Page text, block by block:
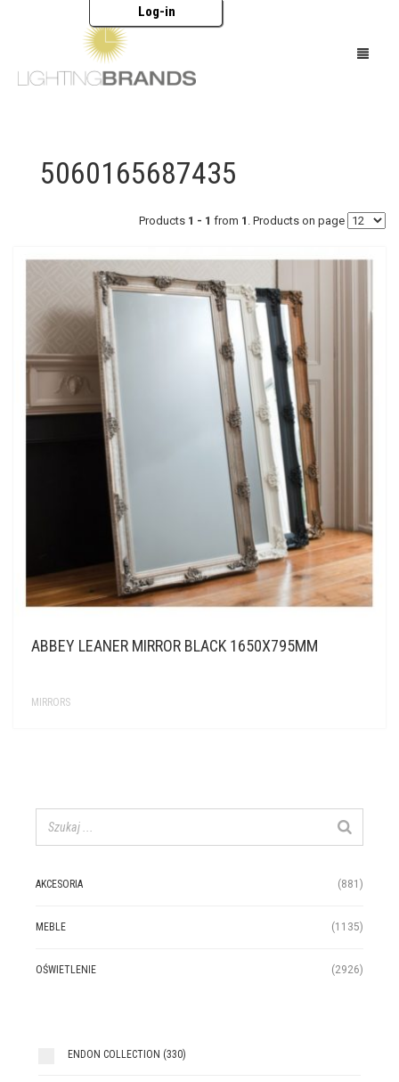
Log-in
OŚWIETLENIE
O NAS
KONTAKT
5060165687435
Products 1 - 1 from 1 . Products on page
ABBEY LEANER MIRROR BLACK 1650X795MM
MIRRORS
AKCESORIA (881)
MEBLE (1135)
OŚWIETLENIE (2926)
ENDON COLLECTION (330)